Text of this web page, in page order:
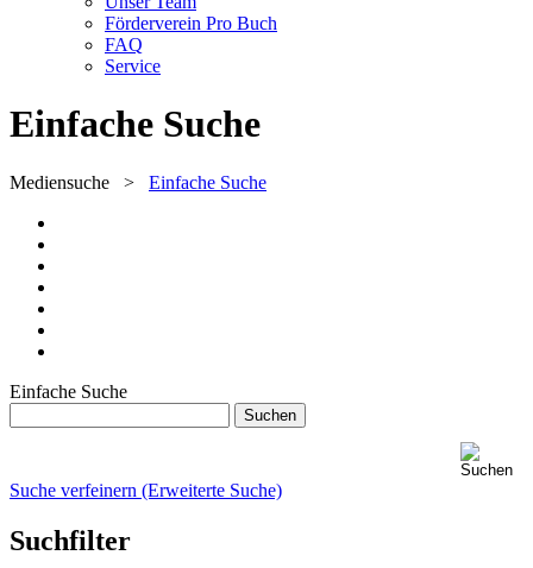
Förderverein Pro Buch
FAQ
Service
Einfache Suche
Mediensuche > Einfache Suche
Einfache Suche
Suche verfeinern (Erweiterte Suche)
Suchfilter